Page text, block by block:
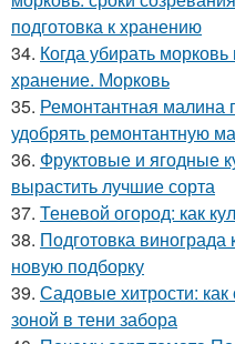
подготовка к хранению
34. Когда убирать
хранение. Морковь
35. Ремонтантная малина
удобрять ремонтантную
36. Фруктовые и ягодные
вырастить лучшие сорта
37. Теневой огород: как
38. Подготовка
новую подборку
39. Садовые хитрости:
зоной в тени забора